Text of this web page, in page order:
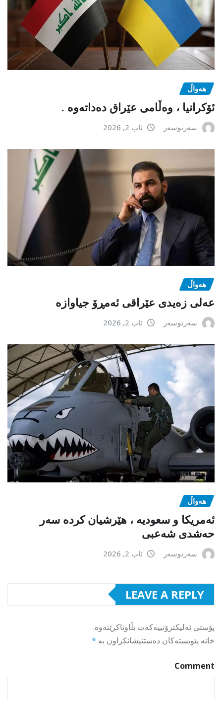
هەواڵ
ئۆکرانیا ، وەڵامی عێراق دەداتەوە .
سەرنوسەر ئاب 2, 2026
هەواڵ
عەلی زەیدی عێراقی ئەمڕۆ جیاوازە
سەرنوسەر ئاب 2, 2026
هەواڵ
ئەمریکا و سعودیە ، هێرشیان کردە سەر
حەشدی شەعبی
سەرنوسەر ئاب 2, 2026
LEAVE A REPLY
پۆستی ئەلیکترۆنییەکەت بڵاوناکرێتەوە.
خانە پێویستەکان دەستنیشانکراون بە *
Comment